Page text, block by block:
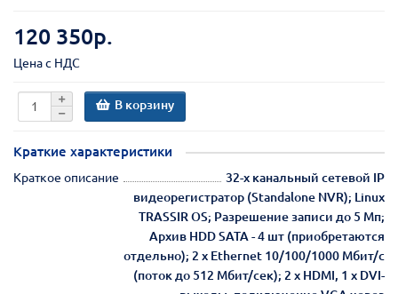
120 350р.
Цена с НДС
В корзину
Краткие характеристики
Краткое описание
32-х канальный сетевой IP
видеорегистратор (Standalone NVR); Linux
TRASSIR OS; Разрешение записи до 5 Мп;
Архив HDD SATA - 4 шт (приобретаются
отдельно); 2 х Ethernet 10/100/1000 Мбит/с
(поток до 512 Мбит/сек); 2 х HDMI, 1 х DVI-